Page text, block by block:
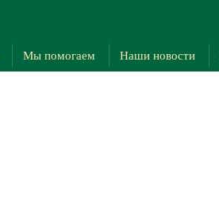
Мы помогаем Наши новости